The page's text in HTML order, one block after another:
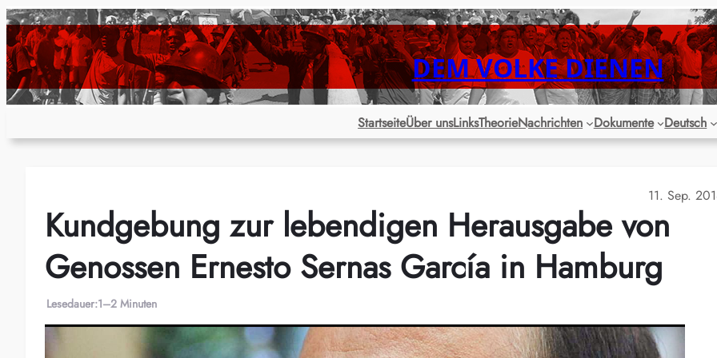
Zum
Inhalt
springen
DEM VOLKE DIENEN
StartseiteÜber unsLinksTheorieNachrichten Dokumente Deutsch
11. Sep.
Kundgebung zur lebendigen Herausgabe von
Genossen Ernesto Sernas García in Hamburg
Lesedauer:1–2 Minuten